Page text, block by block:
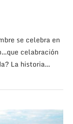
se celebra en
celabración
La historia…